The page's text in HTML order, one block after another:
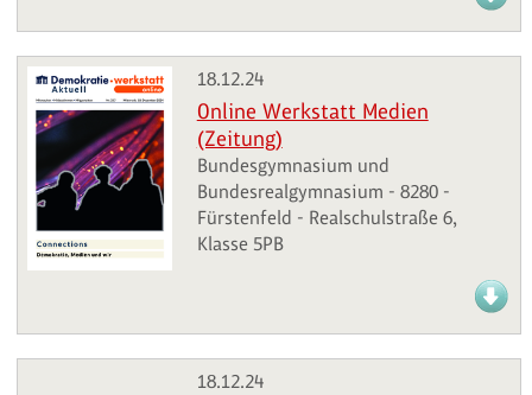
18.12.24
Online Werkstatt Medien
(Zeitung)
Bundesgymnasium und
Bundesrealgymnasium - 8280 -
Fürstenfeld - Realschulstraße 6,
Klasse 5PB
18.12.24